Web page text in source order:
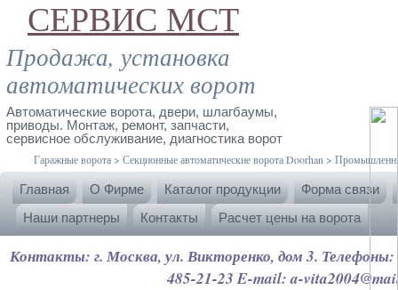
Продажа, установка
автоматических ворот
Автоматические ворота, двери, шлагбаумы,
приводы. Монтаж, ремонт, запчасти,
сервисное обслуживание, диагностика ворот
СЕРВИС MCT
Гаражные ворота> Секционные автоматические ворота Doorhan >
Главная О Фирме Каталог продукции
Форма связи
Наши партнеры
Контакты Расчет цены на ворота
Контакты: г. Москва, ул. Викторенко, дом 3. Телефоны:
485-21-23 E-mail: a-